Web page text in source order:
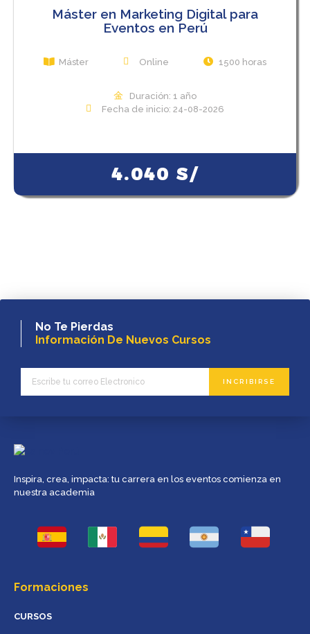
Máster en Marketing Digital para
Eventos en Perú
Máster Online 1500 horas
Duración: 1 año
Fecha de inicio: 24-08-2026
4.040S/
No Te Pierdas
Información De Nuevos Cursos
INCRIBIRSE
Inspira, crea, impacta: tu carrera en los eventos comienza en
nuestra academia
Formaciones
CURSOS